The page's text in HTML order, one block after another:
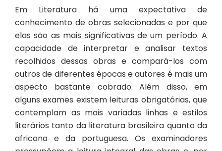
Em Literatura há uma expectativa de
conhecimento de obras selecionadas e por que
elas são as mais significativas de um período. A
capacidade de interpretar e analisar textos
recolhidos dessas obras e compará-los com
outros de diferentes épocas e autores é mais um
aspecto bastante cobrado. Além disso, em
alguns exames existem leituras obrigatórias, que
contemplam as mais variadas linhas e estilos
literários tanto da literatura brasileira quanto da
africana e da portuguesa. Os examinadores